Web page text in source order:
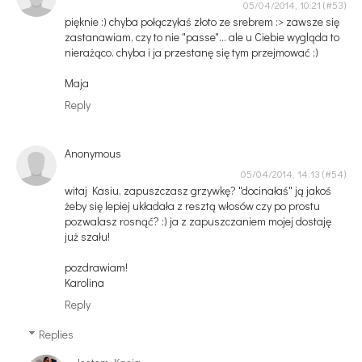
05/04/2014, 10:21
pięknie :) chyba połączyłaś złoto ze srebrem :> zawsze się
zastanawiam, czy to nie "passe"... ale u Ciebie wygląda to
nierażąco. chyba i ja przestanę się tym przejmować ;)
Maja
Reply
Anonymous
05/04/2014, 14:13
witaj Kasiu, zapuszczasz grzywkę? "docinałaś" ją jakoś
żeby się lepiej układała z resztą włosów czy po prostu
pozwalasz rosnąć? :) ja z zapuszczaniem mojej dostaję
już szału!
pozdrawiam!
Karolina
Reply
Replies